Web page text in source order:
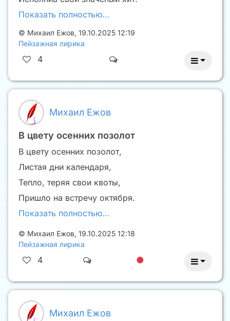
Показать полностью…
© Михаил Ежов, 19.10.2025 12:19
Пейзажная лирика
4
Михаил Ежов
В цвету осенних позолот
В цвету осенних позолот,
Листая дни календаря,
Тепло, теряя свои квоты,
Пришло на встречу октября.
Показать полностью…
© Михаил Ежов, 19.10.2025 12:18
Пейзажная лирика
4
Михаил Ежов